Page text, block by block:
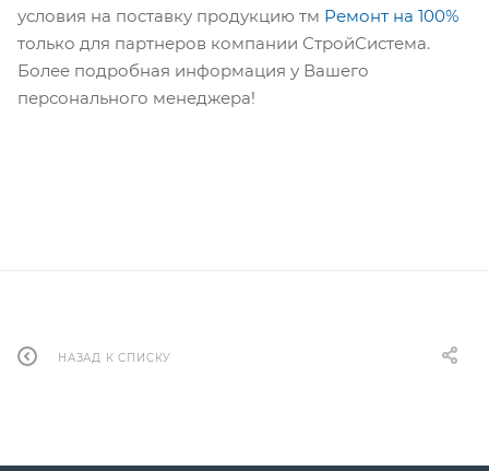
условия на поставку продукцию тм Ремонт на 100%
только для партнеров компании СтройСистема.
Более подробная информация у Вашего
персонального менеджера!
НАЗАД К СПИСКУ